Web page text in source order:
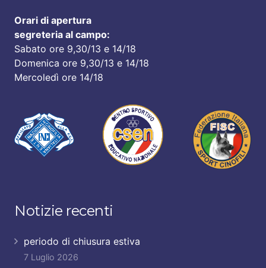
Orari di apertura
segreteria al campo:
Sabato ore 9,30/13 e 14/18
Domenica ore 9,30/13 e 14/18
Mercoledì ore 14/18
Notizie recenti
periodo di chiusura estiva
7 Luglio 2026